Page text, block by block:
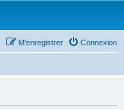
Connexion
M’enregistrer